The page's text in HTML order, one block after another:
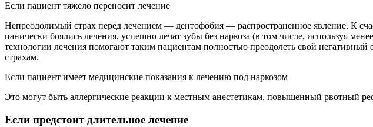
Если пациент тяжело переносит лечение
Непреодолимый страх перед лечением — дентофобия — распространенное явление. К
панически боялись лечения, успешно лечат зубы без наркоза (в том числе, используя
технологии лечения помогают таким пациентам полностью преодолеть свой
страхам.
Если пациент имеет медицинские показания к лечению под наркозом
Это могут быть аллергические реакции к местным анестетикам, повышенный рвотный
Если предстоит длительное лечение